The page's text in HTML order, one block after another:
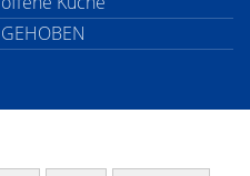
GEHOBEN